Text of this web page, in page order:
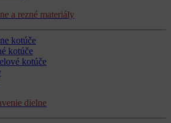
a rezné materiály
kotúče
kotúče
kotúče
dielne